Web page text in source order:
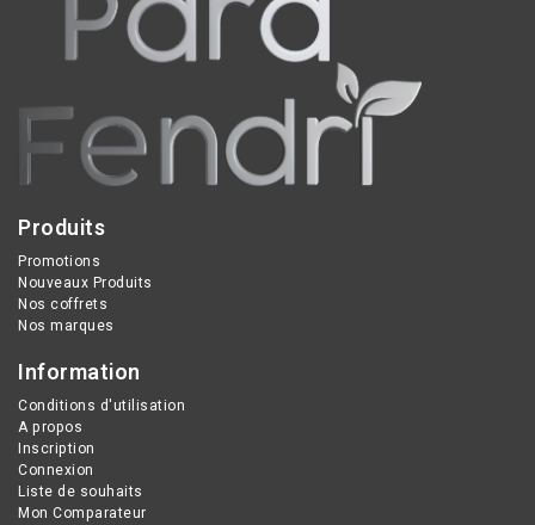
Produits
Promotions
Nouveaux Produits
Nos coffrets
Nos marques
Information
Conditions d'utilisation
A propos
Inscription
Connexion
Liste de souhaits
Mon Comparateur